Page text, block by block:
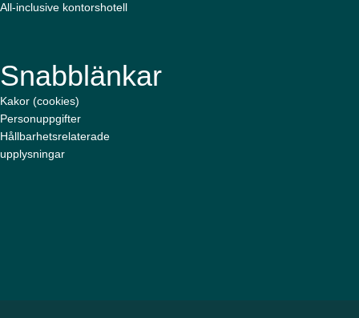
All-inclusive kontorshotell
Snabblänkar
Kakor (cookies)
Personuppgifter
Hållbarhetsrelaterade
upplysningar